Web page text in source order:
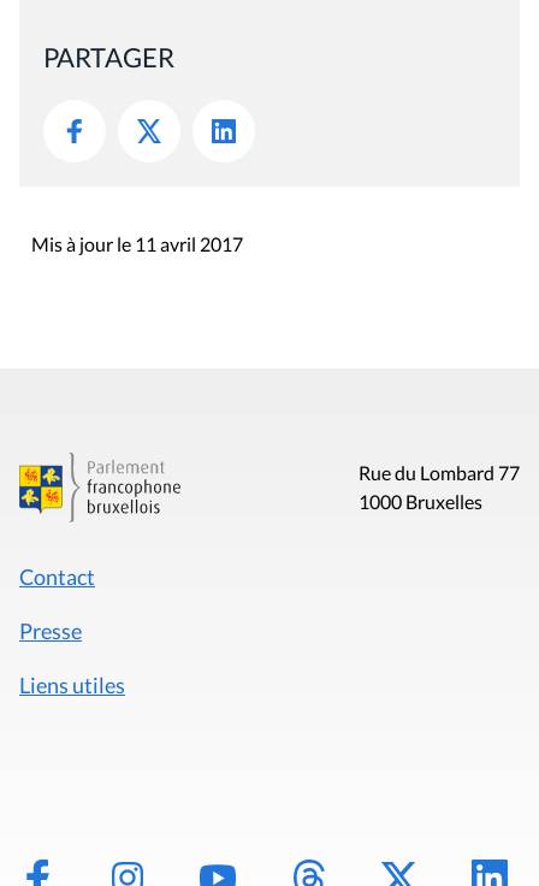
PARTAGER
Mis à jour le 11 avril 2017
Rue du Lombard 77
1000 Bruxelles
Contact
Presse
Liens utiles